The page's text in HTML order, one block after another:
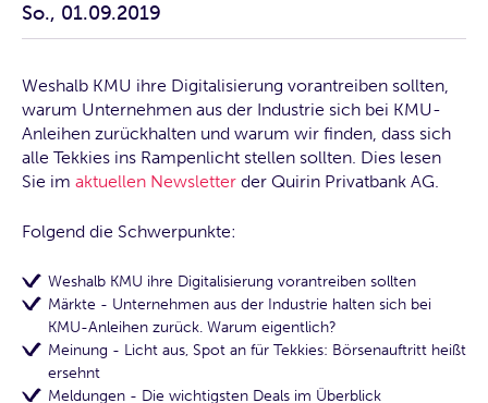
So., 01.09.2019
Weshalb KMU ihre Digitalisierung vorantreiben sollten,
warum Unternehmen aus der Industrie sich bei KMU-
Anleihen zurückhalten und warum wir finden, dass sich
alle Tekkies ins Rampenlicht stellen sollten. Dies lesen
Sie im aktuellen Newsletter der Quirin Privatbank AG.
Folgend die Schwerpunkte:
Weshalb KMU ihre Digitalisierung vorantreiben sollten
Märkte - Unternehmen aus der Industrie halten sich bei
KMU-Anleihen zurück. Warum eigentlich?
Meinung - Licht aus, Spot an für Tekkies: Börsenauftritt heißt
ersehnt
Meldungen - Die wichtigsten Deals im Überblick